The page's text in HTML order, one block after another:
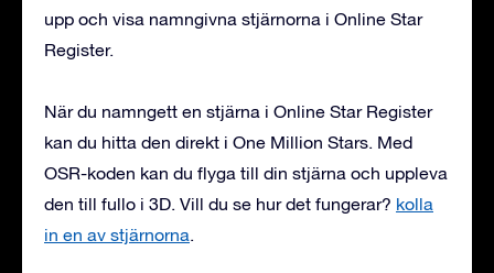
upp och visa namngivna stjärnorna i Online Star
Register.
När du namngett en stjärna i Online Star Register
kan du hitta den direkt i One Million Stars. Med
OSR-koden kan du flyga till din stjärna och uppleva
den till fullo i 3D. Vill du se hur det fungerar? kolla
in en av stjärnorna.